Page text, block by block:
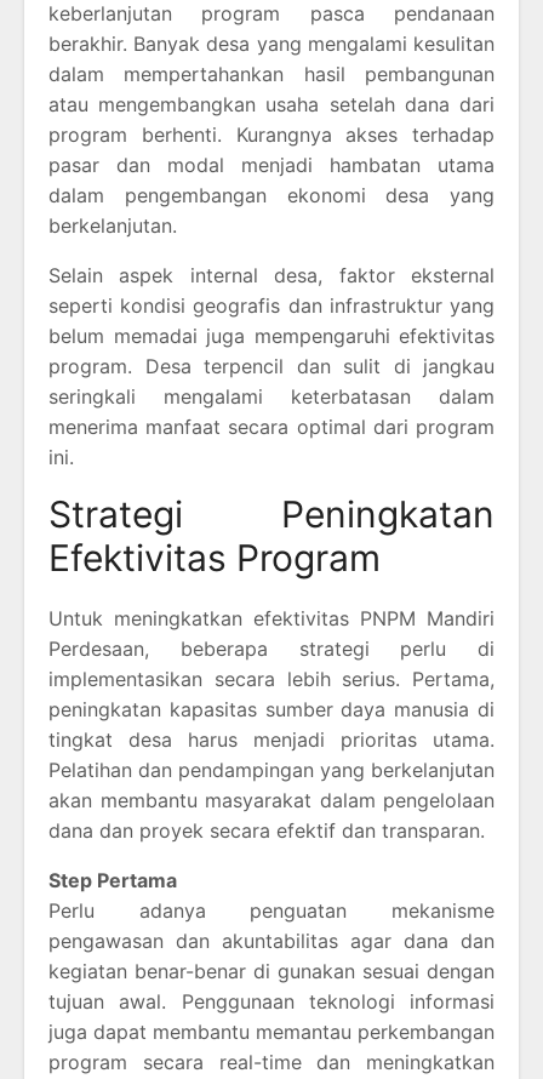
keberlanjutan program pasca pendanaan
berakhir. Banyak desa yang mengalami kesulitan
dalam mempertahankan hasil pembangunan
atau mengembangkan usaha setelah dana dari
program berhenti. Kurangnya akses terhadap
pasar dan modal menjadi hambatan utama
dalam pengembangan ekonomi desa yang
berkelanjutan.
Selain aspek internal desa, faktor eksternal
seperti kondisi geografis dan infrastruktur yang
belum memadai juga mempengaruhi efektivitas
program. Desa terpencil dan sulit di jangkau
seringkali mengalami keterbatasan dalam
menerima manfaat secara optimal dari program
ini.
Strategi Peningkatan
Efektivitas Program
Untuk meningkatkan efektivitas PNPM Mandiri
Perdesaan, beberapa strategi perlu di
implementasikan secara lebih serius. Pertama,
peningkatan kapasitas sumber daya manusia di
tingkat desa harus menjadi prioritas utama.
Pelatihan dan pendampingan yang berkelanjutan
akan membantu masyarakat dalam pengelolaan
dana dan proyek secara efektif dan transparan.
Step Pertama
Perlu adanya penguatan mekanisme
pengawasan dan akuntabilitas agar dana dan
kegiatan benar-benar di gunakan sesuai dengan
tujuan awal. Penggunaan teknologi informasi
juga dapat membantu memantau perkembangan
program secara real-time dan meningkatkan